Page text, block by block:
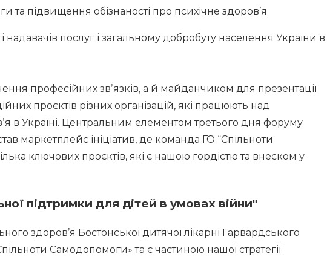
підвищення обізнаності про психічне здоров’я
надавачів послуг і загальному добробуту населення України в
професійних звʼязків, а й майданчиком для презентації
проєктів різних організацій, які працюють над
в Україні. Центральним елементом третього дня форуму
маркетплейс ініціатив, де команда ГО “Спільноти
ключових проєктів, які є нашою гордістю та внеском у
підтримки для дітей в умовах війни"
здоров’я Бостонської дитячої лікарні Гарвардського
Самодопомоги» та є частиною нашої стратегії